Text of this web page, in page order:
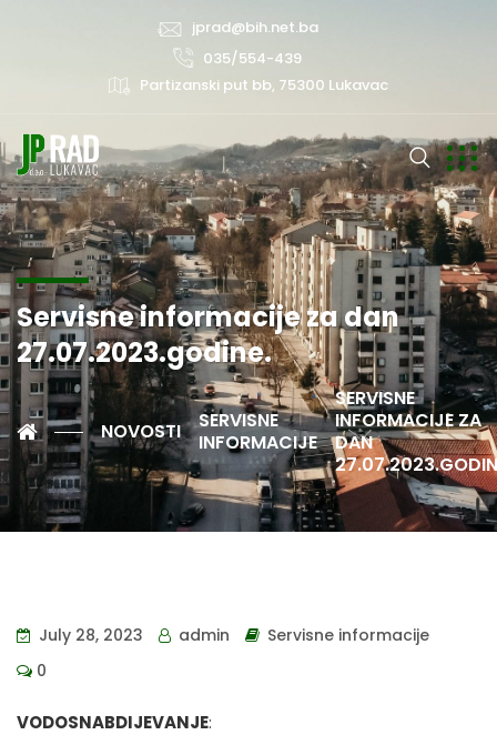
jprad@bih.net.ba
035/554-439
Partizanski put bb, 75300 Lukavac
Servisne informacije za dan
27.07.2023.godine.
NOVOSTI
SERVISNE
INFORMACIJE
SERVISNE
INFORMACIJE ZA
DAN
July 28, 2023 admin
Servisne informacije
0
VODOSNABDIJEVANJE: